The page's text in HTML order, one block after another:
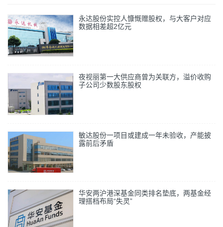
永达股份实控人慷慨赠股权，与大客户对应
数据相差超2亿元
夜视丽第一大供应商曾为关联方，溢价收购
子公司少数股东股权
敏达股份一项目或建成一年未验收，产能披
露前后矛盾
华安两沪港深基金同类排名垫底，两基金经
理搭档布局“失灵”